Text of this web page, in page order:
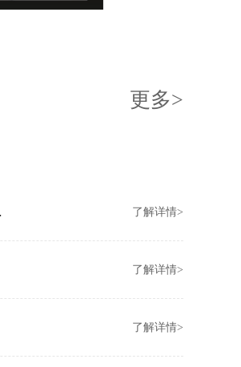
更多>
/月起 了解详情>
了解详情>
了解详情>